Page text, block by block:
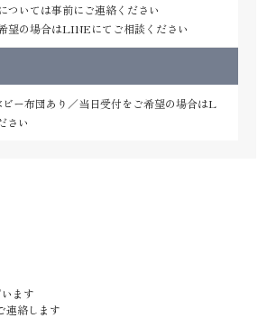
ついては事前にご連絡ください
望の場合はLINEにてご相談ください
ー布団あり／当日受付をご希望の場合はL
さい
ます
連絡します